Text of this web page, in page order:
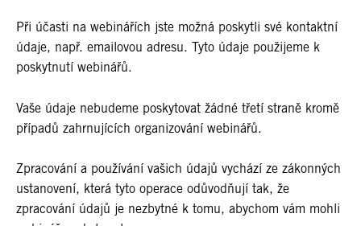
Při účasti na webinářích jste možná poskytli své kontaktní
údaje, např. emailovou adresu. Tyto údaje použijeme k
poskytnutí webinářů.
Vaše údaje nebudeme poskytovat žádné třetí straně kromě
případů zahrnujících organizování webinářů.
Zpracování a používání vašich údajů vychází ze zákonných
ustanovení, která tyto operace odůvodňují tak, že
zpracování údajů je nezbytné k tomu, abychom vám mohli